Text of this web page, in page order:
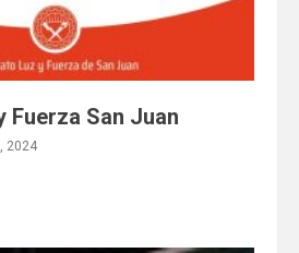
Fuerza San Juan
2024